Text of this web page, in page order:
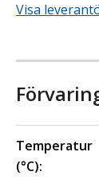
Visa
Temperatur
(°C):